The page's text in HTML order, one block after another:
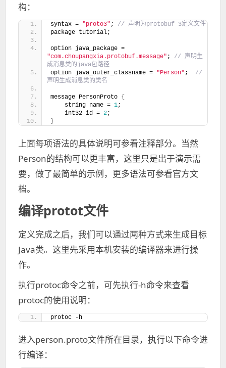
构：
syntax = "proto3" ;
// 声明为protobuf 3定义文件
package tutorial;
"com.choupangxia.protobuf.message" ;
// 声明生
成消息类的java包路径
option java_outer_classname = "Person" ;
//
声明生成消息类的类名
message PersonProto {
    string name =
1;
    int32 id =
2;
}
上面每项语法的具体说明可参看注释部分。当然
Person的结构可以更丰富，这里只是出于演示需
要，做了最简单的示例，更多语法可参看官方文
档。
编译protot文件
定义完成之后，我们可以通过两种方式来生成目标
Java类。这里先采用本机安装的编译器来进行操
作。
执行protoc命令之前，可先执行-h命令来查看
protoc的使用说明：
protoc -h
进入person.proto文件所在目录，执行以下命令进
行编译：